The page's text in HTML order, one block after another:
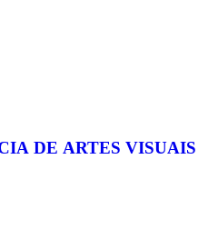
DE ARTES VISUAIS